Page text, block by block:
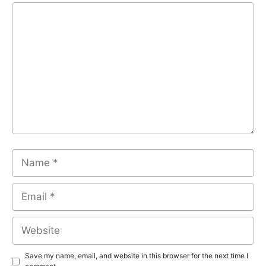
Comment
Name
Email
Website
Save my name, email, and website in this browser for the next time I